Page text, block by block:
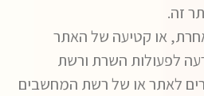
זה.
או קטיעה של האתר
לפעולות השרת ורשת
לאתר או של רשת המחשבים